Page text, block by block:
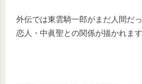
外伝では東雲騎一郎がまだ人間だ
恋人・中眞聖との関係が描かれます